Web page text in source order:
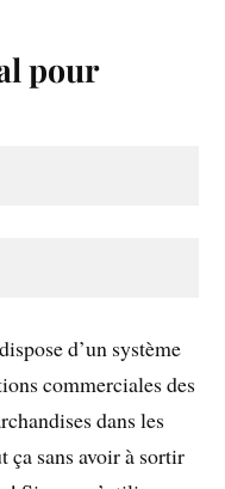
pour
d’un système
commerciales des
dans les
sans avoir à sortir